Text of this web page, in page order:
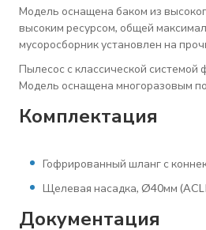
Модель оснащена баком из
высоким ресурсом, общей
мусоросборник установлен на
Пылесос с классической системой
Модель оснащена многоразовым
Комплектация
Гофрированный шланг с
Щелевая насадка, Ø40мм
Документация